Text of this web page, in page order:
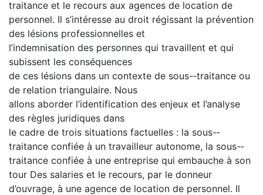
traitance et le recours aux agences de location de
personnel. Il s’intéresse au droit régissant la prévention
des lésions professionnelles et
l’indemnisation des personnes qui travaillent et qui
subissent les conséquences
de ces lésions dans un contexte de sous-­‐traitance ou
de relation triangulaire. Nous
allons aborder l’identification des enjeux et l’analyse
des règles juridiques dans
le cadre de trois situations factuelles : la sous-­‐
traitance confiée à un travailleur autonome, la sous-­‐
traitance confiée à une entreprise qui embauche à son
tour Des salaries et le recours, par le donneur
d’ouvrage, à une agence de location de personnel. Il